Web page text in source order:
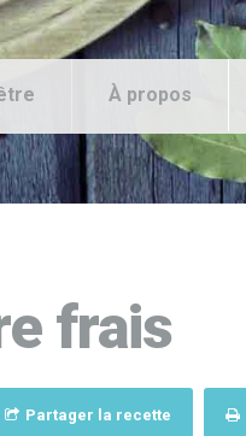
À propos
frais
Partager la recette